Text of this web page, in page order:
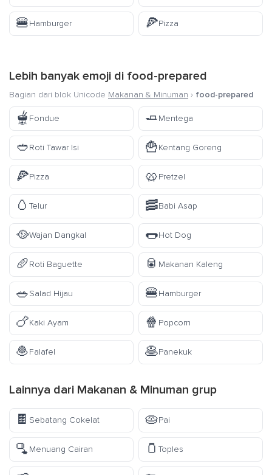
🍔Hamburger 🍕Pizza
Lebih banyak emoji di food-prepared
Bagian dari blok Unicode Makanan & Minuman › food-prepared
🫕 Fondue 🧈Mentega
🥙Roti Tawar Isi 🍟Kentang Goreng
🍕Pizza 🥨Pretzel
🥚 Telur 🥓Babi Asap
🥘Wajan Dangkal 🌭Hot Dog
🥖Roti Baguette 🥫 Makanan Kaleng
🥗Salad Hijau 🍔Hamburger
🍗Kaki Ayam 🍿 Popcorn
🧆Falafel 🥞Panekuk
Lainnya dari Makanan & Minuman grup
🍫 Sebatang Cokelat 🥧Pai
🫗Menuang Cairan 🫙 Toples